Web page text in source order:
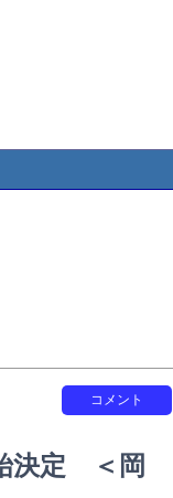
コメント
決定 ＜岡